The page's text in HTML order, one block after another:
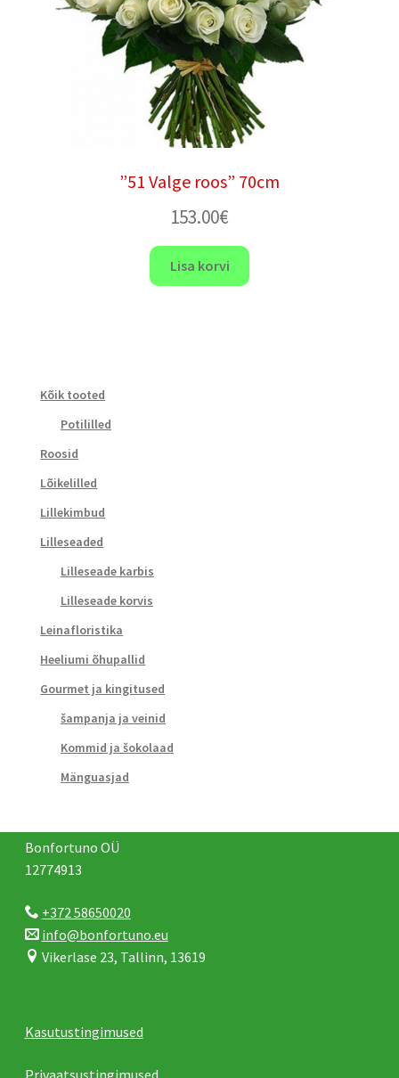
”51 Valge roos” 70cm
153.00€
Lisa korvi
Kõik tooted
Potililled
Roosid
Lõikelilled
Lillekimbud
Lilleseaded
Lilleseade karbis
Lilleseade korvis
Leinafloristika
Heeliumi õhupallid
Gourmet ja kingitused
šampanja ja veinid
Kommid ja šokolaad
Mänguasjad
Bonfortuno OÜ
12774913
+372 58650020
info@bonfortuno.eu
Vikerlase 23, Tallinn, 13619
Kasutustingimused
Privaatsustingimused